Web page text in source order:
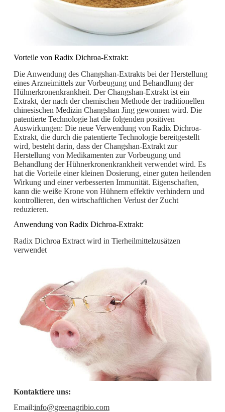
Vorteile von Radix Dichroa-Extrakt:
Die Anwendung des Changshan-Extrakts bei der Herstellung
eines Arzneimittels zur Vorbeugung und Behandlung der
Hühnerkronenkrankheit. Der Changshan-Extrakt ist ein
Extrakt, der nach der chemischen Methode der traditionellen
chinesischen Medizin Changshan Jing gewonnen wird. Die
patentierte Technologie hat die folgenden positiven
Auswirkungen: Die neue Verwendung von Radix Dichroa-
Extrakt, die durch die patentierte Technologie bereitgestellt
wird, besteht darin, dass der Changshan-Extrakt zur
Herstellung von Medikamenten zur Vorbeugung und
Behandlung der Hühnerkronenkrankheit verwendet wird. Es
hat die Vorteile einer kleinen Dosierung, einer guten heilenden
Wirkung und einer verbesserten Immunität. Eigenschaften,
kann die weiße Krone von Hühnern effektiv verhindern und
kontrollieren, den wirtschaftlichen Verlust der Zucht
reduzieren.
Anwendung von Radix Dichroa-Extrakt:
Radix Dichroa Extract wird in Tierheilmittelzusätzen
verwendet
Kontaktiere uns:
Email:info@greenagribio.com